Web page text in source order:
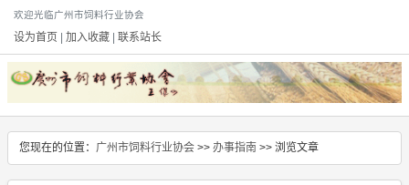
欢迎光临广州市饲料行业协会
设为首页 加入收藏 联系站长
您现在的位置： 广州市饲料行业协会 >> 办事指南 >> 浏览文章